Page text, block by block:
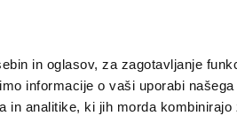
in oglasov, za zagotavljanje
informacije o vaši uporabi
in analitike, ki jih morda
TRŽAŠKA GORIŠKA KULTURA